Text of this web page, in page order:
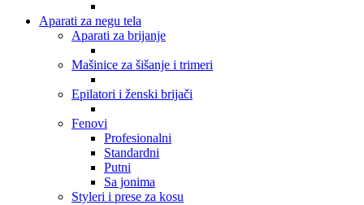
Aparati za negu tela
Aparati za brijanje
Mašinice za šišanje i trimeri
Epilatori i ženski brijači
Fenovi
Profesionalni
Standardni
Putni
Sa jonima
Styleri i prese za kosu